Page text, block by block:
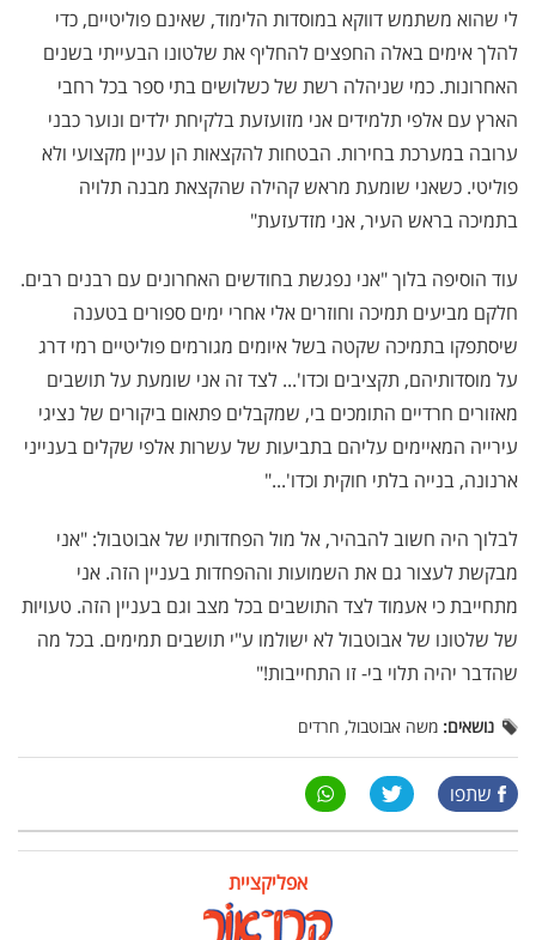
לי שהוא משתמש דווקא במוסדות הלימוד, שאינם פוליטיים, כדי
להלך אימים באלה החפצים להחליף את שלטונו הבעייתי בשנים
האחרונות. כמי שניהלה רשת של כשלושים בתי ספר בכל רחבי
הארץ עם אלפי תלמידים אני מזועזעת בלקיחת ילדים ונוער כבני
ערובה במערכת בחירות. הבטחות להקצאות הן עניין מקצועי ולא
פוליטי. כשאני שומעת מראש קהילה שהקצאת מבנה תלויה
בתמיכה בראש העיר, אני מזדעזעת"
עוד הוסיפה בלוך "אני נפגשת בחודשים האחרונים עם רבנים רבים.
חלקם מביעים תמיכה וחוזרים אלי אחרי ימים ספורים בטענה
שיסתפקו בתמיכה שקטה בשל איומים מגורמים פוליטיים רמי דרג
על מוסדותיהם, תקציבים וכדו'... לצד זה אני שומעת על תושבים
מאזורים חרדיים התומכים בי, שמקבלים פתאום ביקורים של נציגי
עירייה המאיימים עליהם בתביעות של עשרות אלפי שקלים בענייני
ארנונה, בנייה בלתי חוקית וכדו'..."
לבלוך היה חשוב להבהיר, אל מול הפחדותיו של אבוטבול: "אני
מבקשת לעצור גם את השמועות וההפחדות בעניין הזה. אני
מתחייבת כי אעמוד לצד התושבים בכל מצב וגם בעניין הזה. טעויות
של שלטונו של אבוטבול לא ישולמו ע"י תושבים תמימים. בכל מה
שהדבר יהיה תלוי בי- זו התחייבות!"
נושאים: משה אבוטבול, חרדים
שתפו
אפליקציית